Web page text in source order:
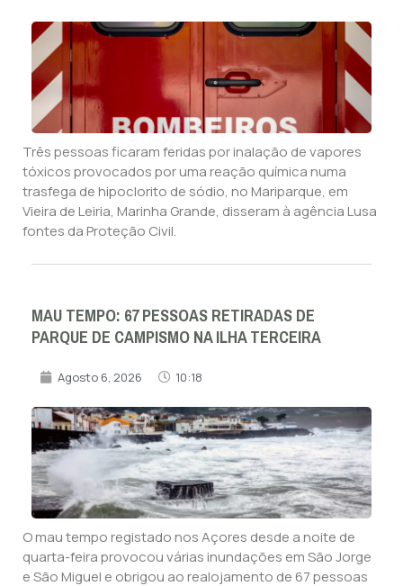
Três pessoas ficaram feridas por inalação de vapores
tóxicos provocados por uma reação química numa
trasfega de hipoclorito de sódio, no Mariparque, em
Vieira de Leiria, Marinha Grande, disseram à agência Lusa
fontes da Proteção Civil.
MAU TEMPO: 67 PESSOAS RETIRADAS DE
PARQUE DE CAMPISMO NA ILHA TERCEIRA
Agosto 6, 2026 10:18
O mau tempo registado nos Açores desde a noite de
quarta-feira provocou várias inundações em São Jorge
e São Miguel e obrigou ao realojamento de 67 pessoas